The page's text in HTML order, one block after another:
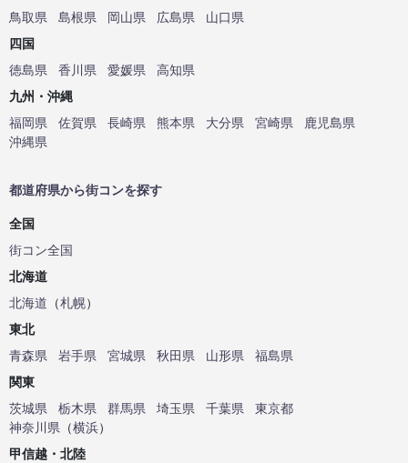
鳥取県
島根県 岡山県 広島県
山口県
四国
徳島県
香川県 愛媛県
高知県
九州・沖縄
福岡県
佐賀県 長崎県 熊本県 大分県 宮崎県
鹿児島県
沖縄県
都道府県から街コンを探す
全国
街コン全国
北海道
北海道 （札幌）
東北
青森県
岩手県 宮城県 秋田県 山形県
福島県
関東
茨城県
栃木県 群馬県 埼玉県 千葉県
東京都
神奈川県 （横浜）
甲信越・北陸